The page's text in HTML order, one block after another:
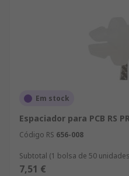
Em stock
Espaciador para PCB RS
Código RS 656-008
Subtotal (1 bolsa de 50
7,51 €